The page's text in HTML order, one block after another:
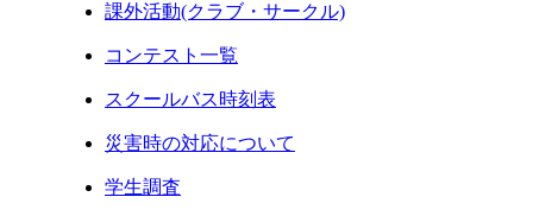
課外活動(クラブ・サークル)
コンテスト一覧
スクールバス時刻表
災害時の対応について
学生調査